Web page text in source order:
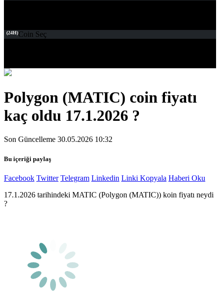
(24H)Coin Seç
Polygon (MATIC) coin fiyatı
kaç oldu 17.1.2026 ?
Son Güncelleme 30.05.2026 10:32
Bu içeriği paylaş
Facebook Twitter Telegram Linkedin Linki Kopyala Haberi Oku
17.1.2026 tarihindeki MATIC (Polygon (MATIC)) koin fiyatı neydi
?